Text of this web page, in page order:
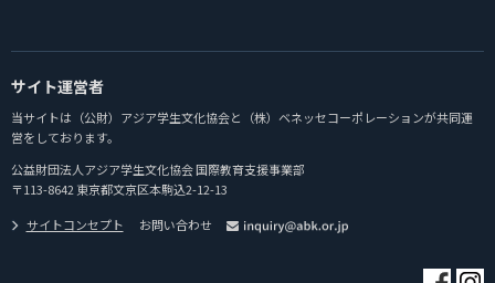
サイト運営者
当サイトは（公財）アジア学生文化協会と（株）ベネッセコーポレーションが共同運
営をしております。
公益財団法人アジア学生文化協会 国際教育支援事業部
〒113-8642 東京都文京区本駒込2-12-13
サイトコンセプト
お問い合わせ